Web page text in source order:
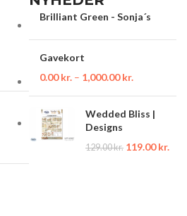
Brilliant Green - Sonja´s
Gavekort
0.00kr. – 1,000.00kr.
Wedded Bliss |
Designs
129.00kr. 119.00kr.